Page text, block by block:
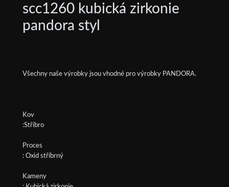
scc1260 kubická zirkonie
pandora styl
Všechny naše výrobky jsou vhodné pro výrobky PANDORA.
Kov
:Stříbro
Proces
: Oxid stříbrný
Kameny